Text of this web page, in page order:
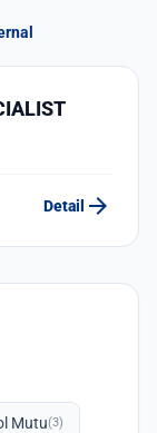
Detail arrow_forward
Mutu(3)